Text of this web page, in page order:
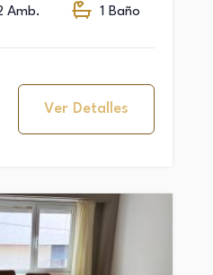
Amb. 1 Baño
Ver Detalles